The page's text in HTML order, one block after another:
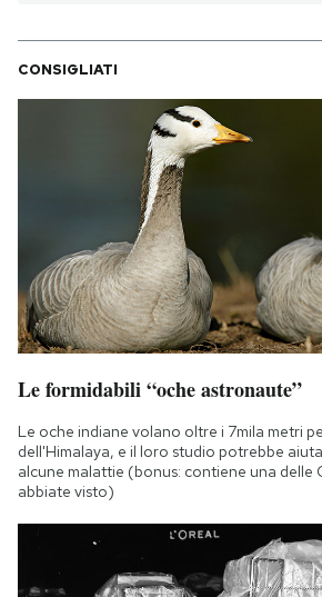
CONSIGLIATI
Le formidabili “oche astronaute”
Le oche indiane volano oltre i 7mila metri
dell'Himalaya, e il loro studio potrebbe
alcune malattie (bonus: contiene una delle
abbiate visto)